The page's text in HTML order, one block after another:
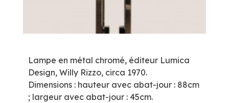
Lampe en métal chromé, éditeur Lumica
Design, Willy Rizzo, circa 1970.
Dimensions : hauteur avec abat-jour : 88cm
; largeur avec abat-jour : 45cm.